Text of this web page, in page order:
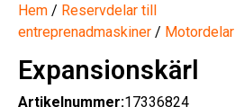
Hem / Reservdelar till
entreprenadmaskiner / Motordelar
Expansionskärl
Artikelnummer:17336824